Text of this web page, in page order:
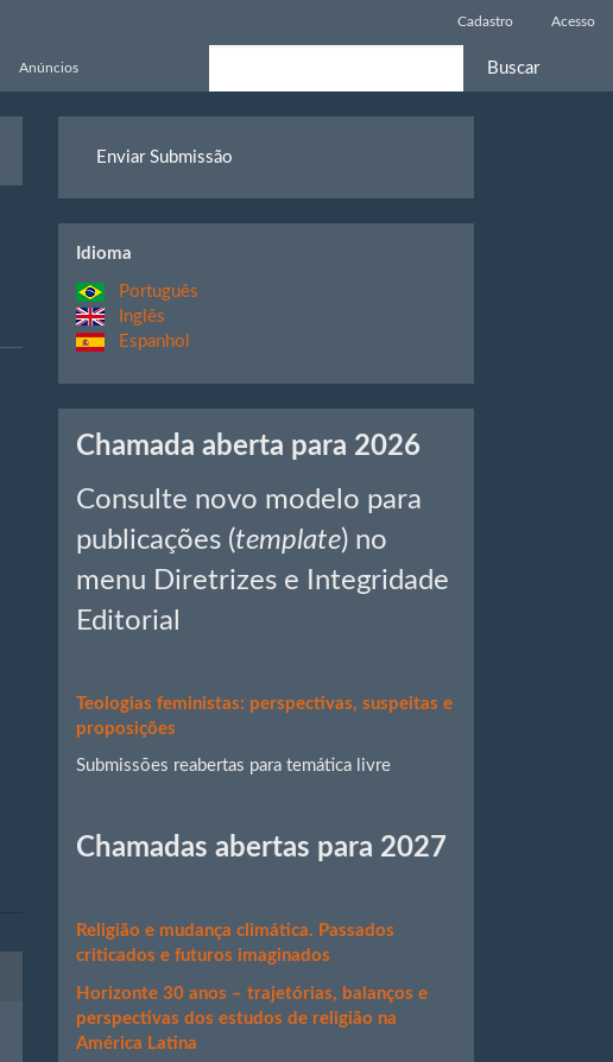
Cadastro Acesso
Anúncios Buscar
Enviar Submissão
idiomas
Idioma
Português
Inglês
Espanhol
Chamadas
Chamada aberta para 2026
Consulte novo modelo para
publicações (template) no
menu Diretrizes e Integridade
Editorial
Teologias feministas: perspectivas, suspeitas e
proposições
Submissões reabertas para temática livre
Chamadas abertas para 2027
Religião e mudança climática. Passados
criticados e futuros imaginados
Horizonte 30 anos – trajetórias, balanços e
perspectivas dos estudos de religião na
América Latina